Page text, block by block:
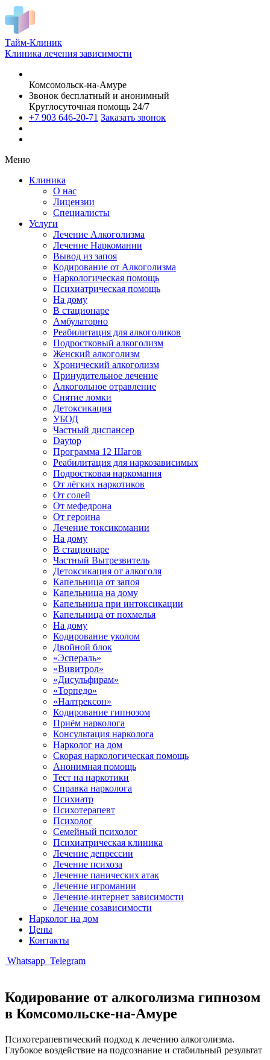
Тайм-Клиник
Клиника лечения зависимости
Комсомольск-на-Амуре
Звонок бесплатный и анонимный
Круглосуточная помощь 24/7
+7 903 646-20-71 Заказать звонок
Меню
Клиника
О нас
Лицензии
Специалисты
Услуги
Лечение Алкоголизма
Лечение Наркомании
Вывод из запоя
Кодирование от Алкоголизма
Наркологическая помощь
Психиатрическая помощь
На дому
В стационаре
Амбулаторно
Реабилитация для алкоголиков
Подростковый алкоголизм
Женский алкоголизм
Хронический алкоголизм
Принудительное лечение
Алкогольное отравление
Снятие ломки
Детоксикация
УБОД
Частный диспансер
Daytop
Программа 12 Шагов
Реабилитация для наркозависимых
Подростковая наркомания
От лёгких наркотиков
От солей
От мефедрона
От героина
Лечение токсикомании
На дому
В стационаре
Частный Вытрезвитель
Детоксикация от алкоголя
Капельница от запоя
Капельница на дому
Капельница при интоксикации
Капельница от похмелья
На дому
Кодирование уколом
Двойной блок
«Эспераль»
«Вивитрол»
«Дисульфирам»
«Торпедо»
«Налтрексон»
Кодирование гипнозом
Приём нарколога
Консультация нарколога
Нарколог на дом
Скорая наркологическая помощь
Анонимная помощь
Тест на наркотики
Справка нарколога
Психиатр
Психотерапевт
Психолог
Семейный психолог
Психиатрическая клиника
Лечение депрессии
Лечение психоза
Лечение панических атак
Лечение игромании
Лечение-интернет зависимости
Лечение созависимости
Нарколог на дом
Цены
Контакты
Whatsapp Telegram
Кодирование от алкоголизма гипнозом
в Комсомольске-на-Амуре
Психотерапевтический подход к лечению алкоголизма.
Глубокое воздействие на подсознание и стабильный результат